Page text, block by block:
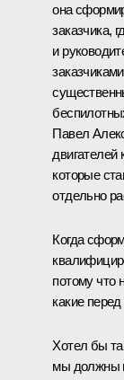
она
заказчика,
и
Павел
двигателей
которые
отдельно
Когда
потому что
какие
Хотел бы
мы должны